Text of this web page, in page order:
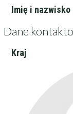
Imię i nazwisko
Dane
Kraj